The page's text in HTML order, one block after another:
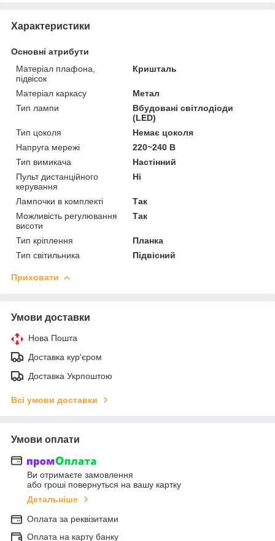
Характеристики
Основні атрибути
Матеріал плафона,
підвісок
Кришталь
Матеріал каркасу
Метал
Тип лампи
Вбудовані світлодіоди
(LED)
Тип цоколя
Немає цоколя
Напруга мережі
220~240 В
Тип вимикача
Настінний
Пульт дистанційного
керування
Ні
Лампочки в комплекті
Так
Можливість регулювання
висоти
Так
Тип кріплення
Планка
Тип світильника
Підвісний
Приховати
Умови доставки
Нова Пошта
Доставка кур'єром
Доставка Укрпоштою
Всі умови доставки
Умови оплати
Ви отримаєте замовлення
або гроші повернуться на вашу картку
Детальніше
Оплата за реквізитами
Оплата на карту банку